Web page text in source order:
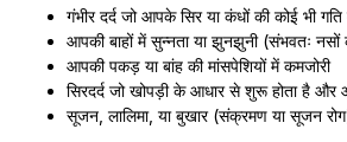
गंभीर दर्द जो आपके सिर या कंधों की कोई भी गति
आपकी बाहों में सुन्नता या झुनझुनी (संभवतः नसों
आपकी पकड़ या बांह की मांसपेशियों में कमजोरी
सिरदर्द जो खोपड़ी के आधार से शुरू होता है
सूजन, लालिमा, या बुखार (संक्रमण या सूजन